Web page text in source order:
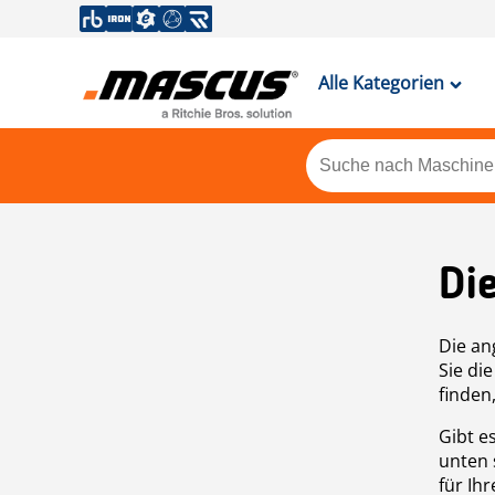
Alle Kategorien
Die
Sie
Gibt
unten
für